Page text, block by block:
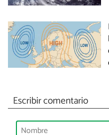
Escribir comentario